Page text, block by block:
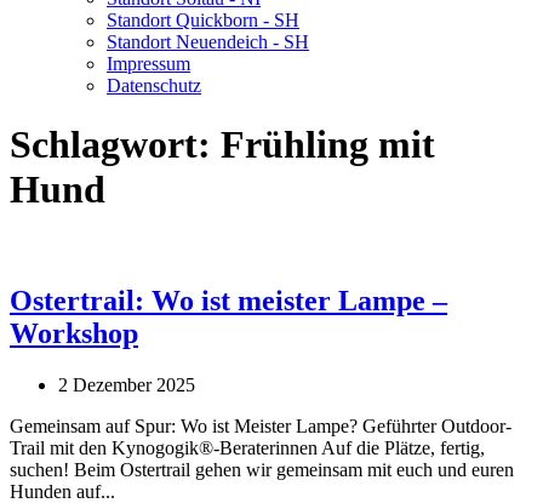
Standort Quickborn - SH
Standort Neuendeich - SH
Impressum
Datenschutz
Schlagwort: Frühling mit
Hund
Ostertrail: Wo ist meister Lampe –
Workshop
2 Dezember 2025
Gemeinsam auf Spur: Wo ist Meister Lampe? Geführter Outdoor-
Trail mit den Kynogogik®-Beraterinnen Auf die Plätze, fertig,
suchen! Beim Ostertrail gehen wir gemeinsam mit euch und euren
Hunden auf...